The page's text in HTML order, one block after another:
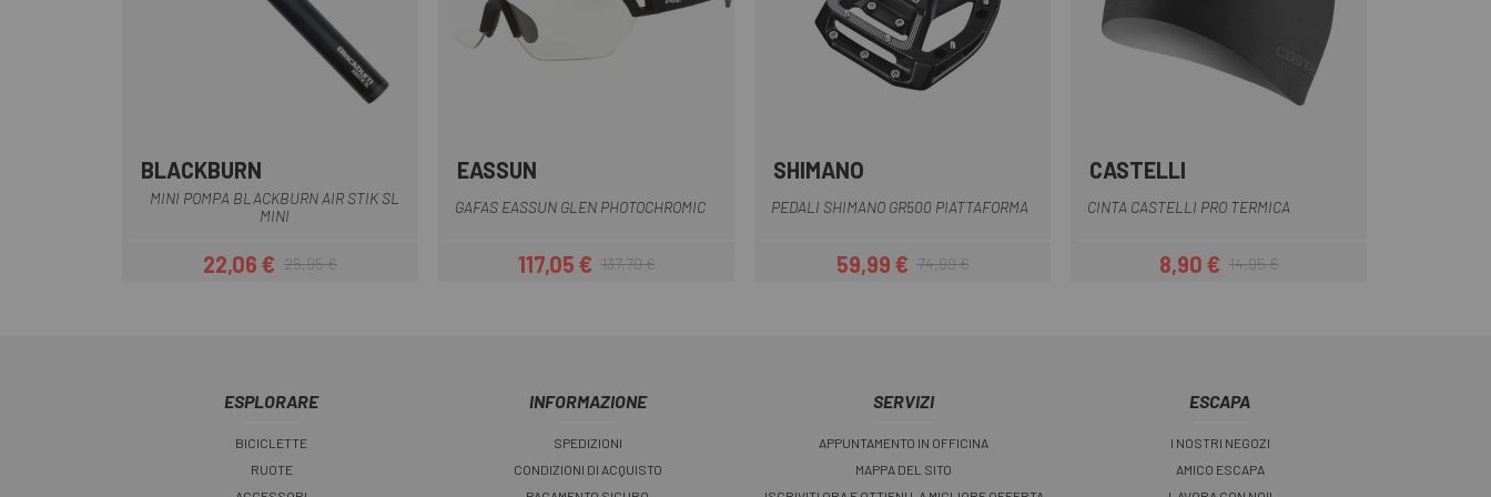
Marrone
BLACKBURN
MINI POMPA BLACKBURN AIR STIK SL
MINI
Prezzo
22,06 €Prezzo base
25,95 €
EASSUN
GAFAS EASSUN GLEN PHOTOCHROMIC
Prezzo
117,05 €Prezzo base
137,70 €
SHIMANO
PEDALI SHIMANO GR500 PIATTAFORMA
Prezzo
59,99 €Prezzo base
74,99 €
Giallo
CASTELLI
CINTA CASTELLI PRO TERMICA
Prezzo
8,90 €Prezzo base
14,95 €
ESPLORARE
BICICLETTE
RUOTE
INFORMAZIONE
SPEDIZIONI
CONDIZIONI DI ACQUISTO
SERVIZI
APPUNTAMENTO IN OFFICINA
MAPPA DEL SITO
ESCAPA
I NOSTRI NEGOZI
AMICO ESCAPA